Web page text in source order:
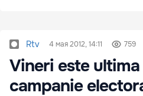
Rtv 4 мая 2012, 14:11 759
Vineri este ultima
campanie